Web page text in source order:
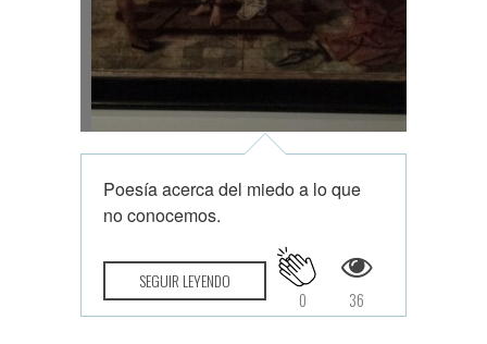
Poesía acerca del miedo a lo que
no conocemos.
SEGUIR LEYENDO
36
0